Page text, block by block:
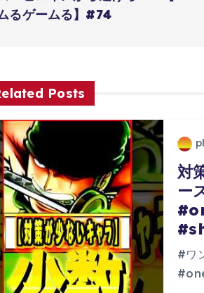
るゲームる】#74
Posts
対
ー
#ワ